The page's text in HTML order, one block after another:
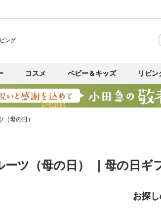
ング
コスメ ベビー＆キッズ リビ
（母の日）
ーツ（母の日） ｜母の日ギ
お探